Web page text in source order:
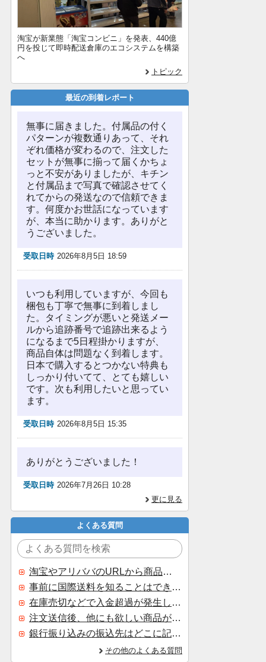
淘宝が新業態「淘宝コンビニ」を発表、440億
円を投じて即時配送倉庫のエコシステムを構築
へ
トピック
最近の到着レポート
無事に届きました。付属品の付く
パターンが複数通りあって、それ
ぞれ価格が変わるので、注文した
セットが無事に揃って届くかちょ
っと不安がありましたが、キチン
と付属品まで写真で確認させてく
れてからの発送なので信頼できま
す。何度かお世話になっています
が、本当に助かります。ありがと
うございました。
受取日時 2026年8月5日 18:59
いつも利用していますが、今回も
梱包も丁寧で無事に到着しまし
た。タイミングが悪いと発送メー
ルから追跡番号で追跡出来るよう
になるまで5日程掛かりますが、
商品自体は問題なく到着します。
日本で購入するとつかない特典も
しっかり付いてて、とても嬉しい
です。次も利用したいと思ってい
ます。
受取日時 2026年8月5日 15:35
ありがとうございました！
受取日時 2026年7月26日 10:28
更に見る
よくある質問
淘宝やアリババのURLから商品を探すことはできますか？
事前に国際送料を知ることはできますか？
在庫売切などで入金超過が発生した場合はいつ返金されますか？
注文送信後、他にも欲しい商品が見つかった場合、追加注文できますか？
銀行振り込みの振込先はどこに記載されていますか？
その他のよくある質問